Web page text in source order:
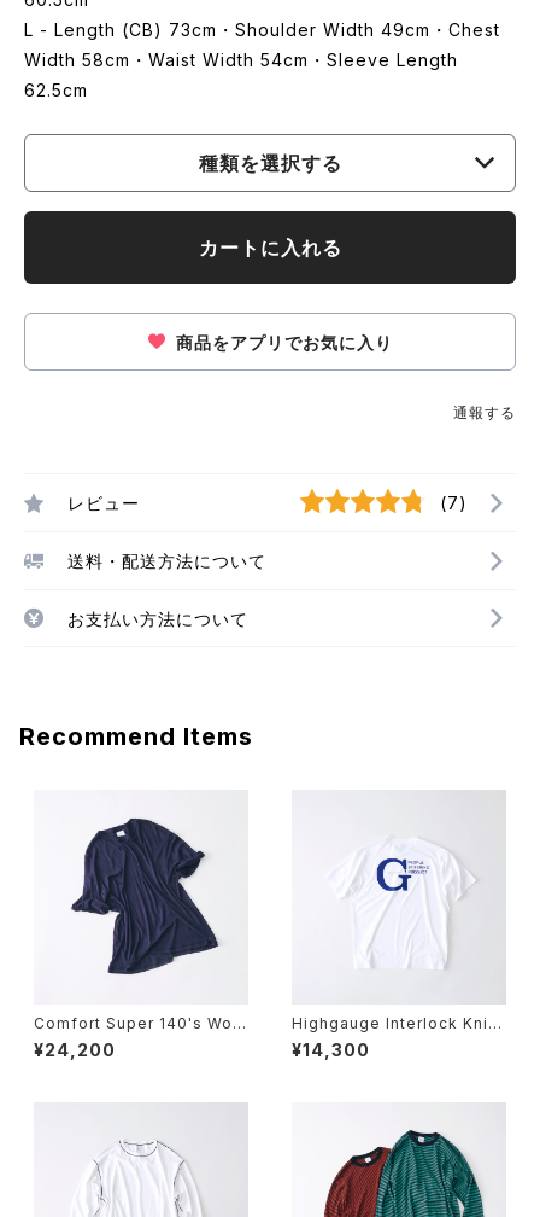
L - Length (CB) 73cm・Shoulder Width 49cm・Chest
Width 58cm・Waist Width 54cm・Sleeve Length
62.5cm
種類を選択する
カートに入れる
商品をアプリでお気に入り
通報する
レビュー (7)
送料・配送方法について
お支払い方法について
Recommend Items
Comfort Super 140's Wool
Rib Crew Neck Short Slee
ve T
¥24,200
Highgauge Interlock Knit
GGG Staff T / 04
¥14,300